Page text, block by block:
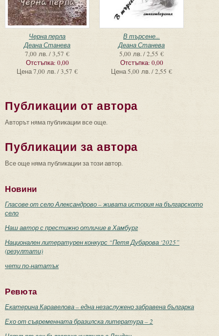
Черна перла
Деана Станева
7,00 лв. / 3,57 €
Отстъпка: 0,00
Цена7,00 лв. / 3,57 €
В търсене...
Деана Станева
5,00 лв. / 2,55 €
Отстъпка: 0,00
Цена5,00 лв. / 2,55 €
Публикации от автора
Авторът няма публикации все още.
Публикации за автора
Все още няма публикации за този автор.
Новини
Гласове от село Александрово – живата история на българското
село
Наш автор с престижно отличие в Хамбург
Национален литературен конкурс “Петя Дубарова ‘2025”
(резултати)
чети по-нататък
Ревюта
Екатерина Каравелова – една незаслужено забравена българка
Ехо от съвременната бразилска литература – 2